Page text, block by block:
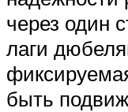
через один
лаги
быть